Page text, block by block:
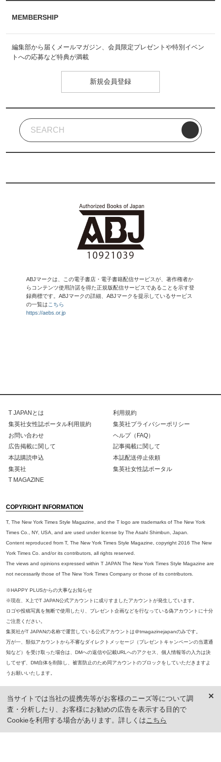
MEMBERSHIP
編集部から届くメールマガジン、会員限定プレゼントや特別イベン
トへの応募など特典が満載
新規会員登録
ABJマークは、この電子書店・電子書籍配信サービスが、著作権者か
らコンテンツ使用許諾を得た正規版配信サービスであることを示す登
録商標です。ABJマークの詳細、ABJマークを提示しているサービス
の一覧は こちら
https://aebs.or.jp
T JAPANとは
利用規約
集英社女性誌ポータル利用規約
集英社プライバシーポリシー
お問い合わせ
ヘルプ（FAQ）
広告掲載に関して
記事掲載に関して
本誌購読申込
本誌配送停止依頼
集英社
集英社女性誌ポータル
T MAGAZINE
COPYRIGHT INFORMATION
T, The New York Times Style Magazine, and the T logo are trademarks of The New York
Times Co., NY, USA, and are used under license by The Asahi Shimbun, Japan.
Content reproduced from T, The New York Times Style Magazine, copyright 2016 The New
York Times Co. and/or its contributors, all rights reserved.
The views and opinions expressed within T JAPAN The New York Times Style Magazine are
not necessarily those of The New York Times Company or those of its contributors.
※HAPPY PLUSからの大事なお知らせ
※現在、X上でT JAPAN公式アカウントに成りすましたアカウントが発生しています。
ロゴや投稿写真を無断で使用したり、プレゼント企画などを行なっている偽アカウントに十分
ご注意ください。
集英社がT JAPANの名称で運営している公式アカウントは＠tmagazinejapanのみです。
万が一、類似アカウントから不審なダイレクトメッセージ（プレゼントキャンペーンの当選通
知など）を受け取った場合は、DMへの返信や記載URLへのアクセス、個人情報等の入力は決
してせず、DM自体を削除し、被害防止のため同アカウントのブロックをしていただきますよ
うお願いいたします。
※ 掲載商品の価格は、特に記載がないかぎり、「税込価格」で表示しています。ただし、2021年3月18日以前に公開し
た記事については「本体価格（税抜）」での表示となり、 掲載価格には消費税が含まれておりませんのでご注意くだ
当サイトでは当社の提携先等がお客様のニーズ等について調
査・分析したり、お客様にお勧めの広告を表示する目的で
Cookieを利用する場合があります。詳しくはこちら